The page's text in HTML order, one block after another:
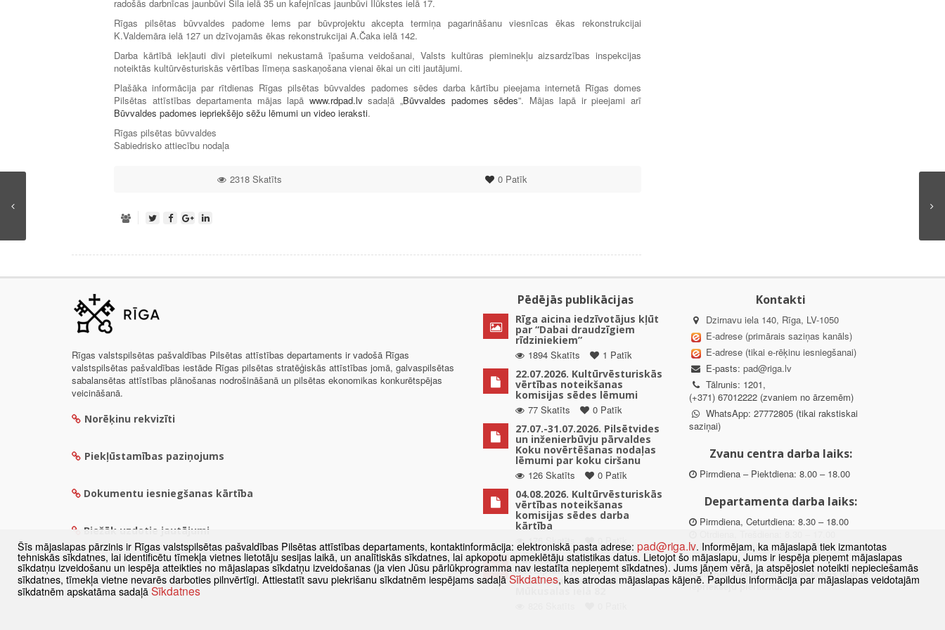
radošās darbnīcas jaunbūvi Sila ielā 35 un kafejnīcas jaunbūvi Ilūkstes ielā 17.
Rīgas pilsētas būvvaldes padome lems par būvprojektu akcepta termiņa pagarināšanu viesnīcas ēkas rekonstrukcijai
K.Valdemāra ielā 127 un dzīvojamās ēkas rekonstrukcijai A.Čaka ielā 142.
Darba kārtībā iekļauti divi pieteikumi nekustamā īpašuma veidošanai, Valsts kultūras pieminekļu aizsardzības inspekcijas
noteiktās kultūrvēsturiskās vērtības līmeņa saskaņošana vienai ēkai un citi jautājumi.
Plašāka informācija par rītdienas Rīgas pilsētas būvvaldes padomes sēdes darba kārtību pieejama internetā Rīgas domes
Pilsētas attīstības departamenta mājas lapā www.rdpad.lvsadaļā „Būvvaldes padomes sēdes”. Mājas lapā ir pieejami arī
Būvvaldes padomes iepriekšējo sēžu lēmumi un video ieraksti.
Rīgas pilsētas būvvaldes
Sabiedrisko attiecību nodaļa
0Patīk
2318 Skatīts
Rīgas valstspilsētas pašvaldības Pilsētas attīstības departaments ir vadošā Rīgas
valstspilsētas pašvaldības iestāde Rīgas pilsētas stratēģiskās attīstības jomā, galvaspilsētas
sabalansētas attīstības plānošanas nodrošināšanā un pilsētas ekonomikas konkurētspējas
veicināšanā.
Norēķinu rekvizīti
Piekļūstamības paziņojums
Dokumentu iesniegšanas kārtība
Biežāk uzdotie jautājumi
Pēdējās publikācijas
Rīga aicina iedzīvotājus kļūt
par “Dabai draudzīgiem
rīdziniekiem”
1894 Skatīts
1 Patīk
22.07.2026. Kultūrvēsturiskās
vērtības noteikšanas
komisijas sēdes lēmumi
77 Skatīts
0 Patīk
27.07.-31.07.2026. Pilsētvides
un inženierbūvju pārvaldes
Koku novērtēšanas nodaļas
lēmumi par koku ciršanu
126 Skatīts
0 Patīk
04.08.2026. Kultūrvēsturiskās
vērtības noteikšanas
komisijas sēdes darba
kārtība
176 Skatīts
0 Patīk
Paziņojums par
detālplānojuma izstrādes
uzsākšanu zemes vienībā
Kontakti
Dzirnavu iela 140, Rīga, LV-1050
E-adrese (primārais saziņas kanāls)
E-adrese (tikai e-rēķinu iesniegšanai)
E-pasts: pad@riga.lv
Tālrunis: 1201,
(+371) 67012222 (zvaniem no ārzemēm)
WhatsApp: 27772805 (tikai rakstiskai
saziņai)
Zvanu centra darba laiks:
Pirmdiena – Piektdiena: 8.00 – 18.00
Departamenta darba laiks:
Pirmdiena, Ceturtdiena: 8.30 – 18.00
Piektdiena: 8.30 – 15.00
Klātienes konsultācijas pieejamas tikai ar
iepriekšēju pierakstu.
Šīs mājaslapas pārzinis ir Rīgas valstspilsētas pašvaldības Pilsētas attīstības departaments, kontaktinformācija: elektroniskā pasta adrese: pad@riga.lv. Informējam, ka mājaslapā tiek izmantotas
tehniskās sīkdatnes, lai identificētu tīmekļa vietnes lietotāju sesijas laikā, un analītiskās sīkdatnes, lai apkopotu apmeklētāju statistikas datus. Lietojot šo mājaslapu, Jums ir iespēja pieņemt mājaslapas
sīkdatņu izveidošanu un iespēja atteikties no mājaslapas sīkdatņu izveidošanas (ja vien Jūsu pārlūkprogramma nav iestatīta nepieņemt sīkdatnes). Jums jāņem vērā, ja atspējosiet noteikti nepieciešamās
sīkdatnes, tīmekļa vietne nevarēs darboties pilnvērtīgi. Attiestatīt savu piekrišanu sīkdatnēm iespējams sadaļā Sīkdatnes, kas atrodas mājaslapas kājenē. Papildus informācija par mājaslapas veidotajām
sīkdatnēm apskatāma sadaļā Sīkdatnes